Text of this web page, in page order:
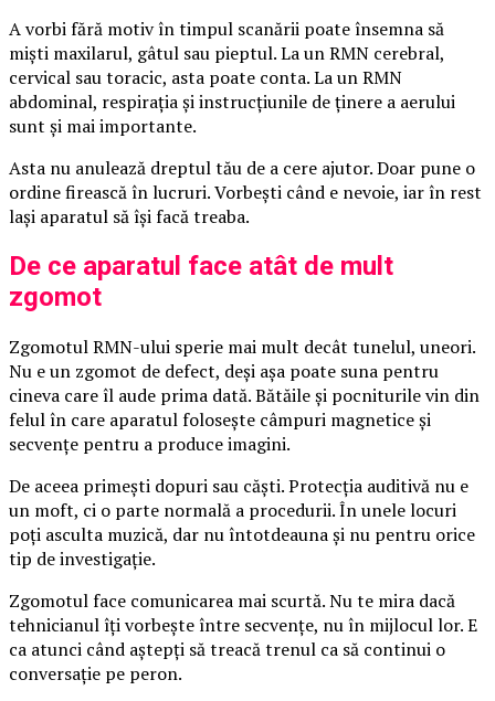
A vorbi fără motiv în timpul scanării poate însemna să
miști maxilarul, gâtul sau pieptul. La un RMN cerebral,
cervical sau toracic, asta poate conta. La un RMN
abdominal, respirația și instrucțiunile de ținere a aerului
sunt și mai importante.
Asta nu anulează dreptul tău de a cere ajutor. Doar pune o
ordine firească în lucruri. Vorbești când e nevoie, iar în rest
lași aparatul să își facă treaba.
De ce aparatul face atât de mult
zgomot
Zgomotul RMN-ului sperie mai mult decât tunelul, uneori.
Nu e un zgomot de defect, deși așa poate suna pentru
cineva care îl aude prima dată. Bătăile și pocniturile vin din
felul în care aparatul folosește câmpuri magnetice și
secvențe pentru a produce imagini.
De aceea primești dopuri sau căști. Protecția auditivă nu e
un moft, ci o parte normală a procedurii. În unele locuri
poți asculta muzică, dar nu întotdeauna și nu pentru orice
tip de investigație.
Zgomotul face comunicarea mai scurtă. Nu te mira dacă
tehnicianul îți vorbește între secvențe, nu în mijlocul lor. E
ca atunci când aștepți să treacă trenul ca să continui o
conversație pe peron.